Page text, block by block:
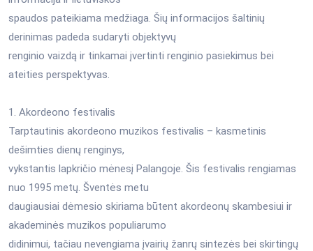
spaudos pateikiama medžiaga. Šių informacijos šaltinių
derinimas padeda sudaryti objektyvų
renginio vaizdą ir tinkamai įvertinti renginio pasiekimus bei
ateities perspektyvas.
1. Akordeono festivalis
Tarptautinis akordeono muzikos festivalis – kasmetinis
dešimties dienų renginys,
vykstantis lapkričio mėnesį Palangoje. Šis festivalis rengiamas
nuo 1995 metų. Šventės metu
daugiausiai dėmesio skiriama būtent akordeonų skambesiui ir
akademinės muzikos populiarumo
didinimui, tačiau nevengiama įvairių žanrų sintezės bei skirtingų